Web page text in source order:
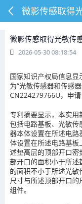
微影传感取得光敏传
2026-05-30 08:18:54
国家知识产权局信息
为“光敏传感器和传感
CN224279766U，申请
专利摘要显示，本实
包括电路基板、光敏
器本体设置在所述电
体设置在所述电路基
述垫高层的顶部开口
部开口的面积小于所述
的面积不小于所述光
尺寸与所述顶部开口
组件。